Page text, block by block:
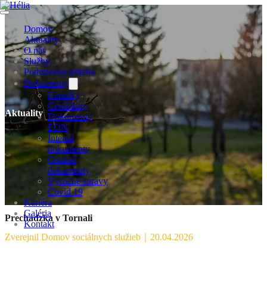
Domov
Aktuality
O nás
Služby
Podmienky prijatia
Dokumenty
Cenníky
Certifikáty
Dokumenty
EON
Interné
dokumenty
Ostatné
dokumenty
Výročné správy
Covid 19
Kariéra
Galéria
Kontakt
Aktuality
Prechádzka v Tornali
Zverejnil Domov sociálnych služieb
20.04.2026